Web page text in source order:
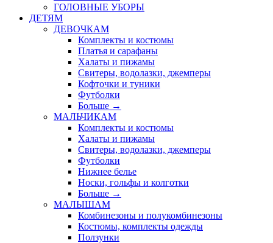
ГОЛОВНЫЕ УБОРЫ
ДЕТЯМ
ДЕВОЧКАМ
Комплекты и костюмы
Платья и сарафаны
Халаты и пижамы
Свитеры, водолазки, джемперы
Кофточки и туники
Футболки
Больше →
МАЛЬЧИКАМ
Комплекты и костюмы
Халаты и пижамы
Свитеры, водолазки, джемперы
Футболки
Нижнее белье
Носки, гольфы и колготки
Больше →
МАЛЫШАМ
Комбинезоны и полукомбинезоны
Костюмы, комплекты одежды
Ползунки